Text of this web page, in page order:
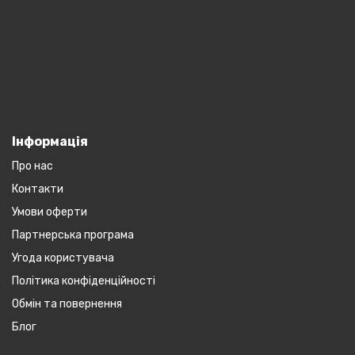
Інформація
Про нас
Контакти
Умови оферти
Партнерська програма
Угода користувача
Політика конфіденційності
Обмін та повернення
Блог